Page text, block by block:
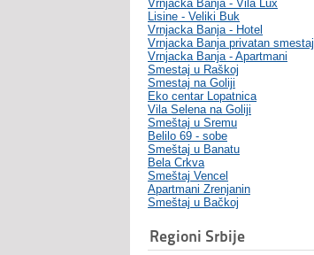
Vrnjacka Banja - Vila Lux
Lisine - Veliki Buk
Vrnjacka Banja - Hotel
Vrnjacka Banja privatan smestaj
Vrnjacka Banja - Apartmani
Smestaj u Raškoj
Smestaj na Goliji
Eko centar Lopatnica
Vila Selena na Goliji
Smeštaj u Sremu
Belilo 69 - sobe
Smeštaj u Banatu
Bela Crkva
Smeštaj Vencel
Apartmani Zrenjanin
Smeštaj u Bačkoj
Regioni Srbije